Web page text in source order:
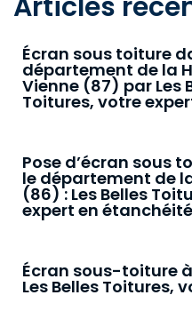
Articles
Écran sous toiture
département de la
Vienne (87) par Les
Toitures, votre
Pose d’écran sous
le département de
(86) : Les Belles
expert en étanchéité
Écran sous-toiture
Les Belles Toitures,